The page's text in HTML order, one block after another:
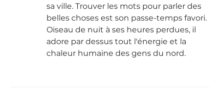
sa ville. Trouver les mots pour parler des
belles choses est son passe-temps favori.
Oiseau de nuit à ses heures perdues, il
adore par dessus tout l'énergie et la
chaleur humaine des gens du nord.